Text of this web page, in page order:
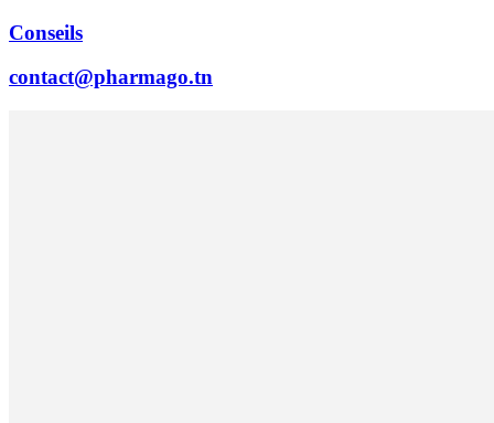
Conseils
contact@pharmago.tn